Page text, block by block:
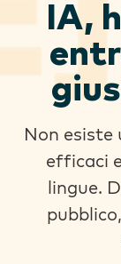
IA,
Non esiste
efficaci
lingue.